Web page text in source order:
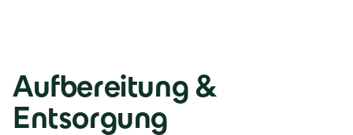
Aufbereitung &
Entsorgung
Deutsch